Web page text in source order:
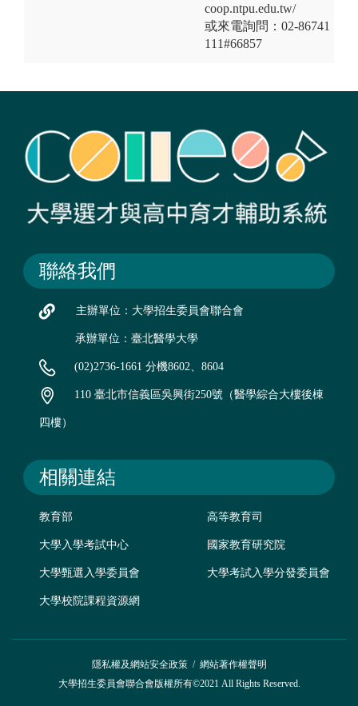
coop.ntpu.edu.tw/
或來電詢問：02-86741
111#66857
聯絡我們
主辦單位：大學招生委員會聯合會
承辦單位：臺北醫學大學
(02)2736-1661 分機8602、8604
110 臺北市信義區吳興街250號（醫學綜合大樓後棟
四樓）
相關連結
教育部 高等教育司
大學入學考試中心 國家教育研究院
大學甄選入學委員會 大學考試入學分發委員會
大學校院課程資源網
隱私權及網站安全政策/ 網站著作權聲明
大學招生委員會聯合會版權所有©2021 All Rights Reserved.